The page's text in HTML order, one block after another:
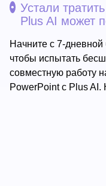
Устали
Plus AI может
Начните с 7-
чтобы испытать
совместную работу
PowerPoint с Plus AI.